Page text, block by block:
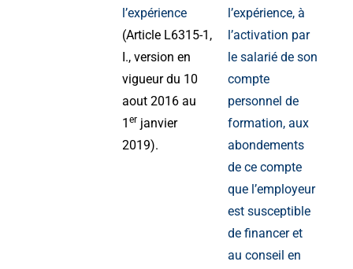
l’expérience
(Article L6315-1,
I., version en
vigueur du 10
aout 2016 au
1 er janvier
2019).
l’expérience, à
l’activation par
le salarié de son
compte
personnel de
formation, aux
abondements
de ce compte
que l’employeur
est susceptible
de financer et
au conseil en